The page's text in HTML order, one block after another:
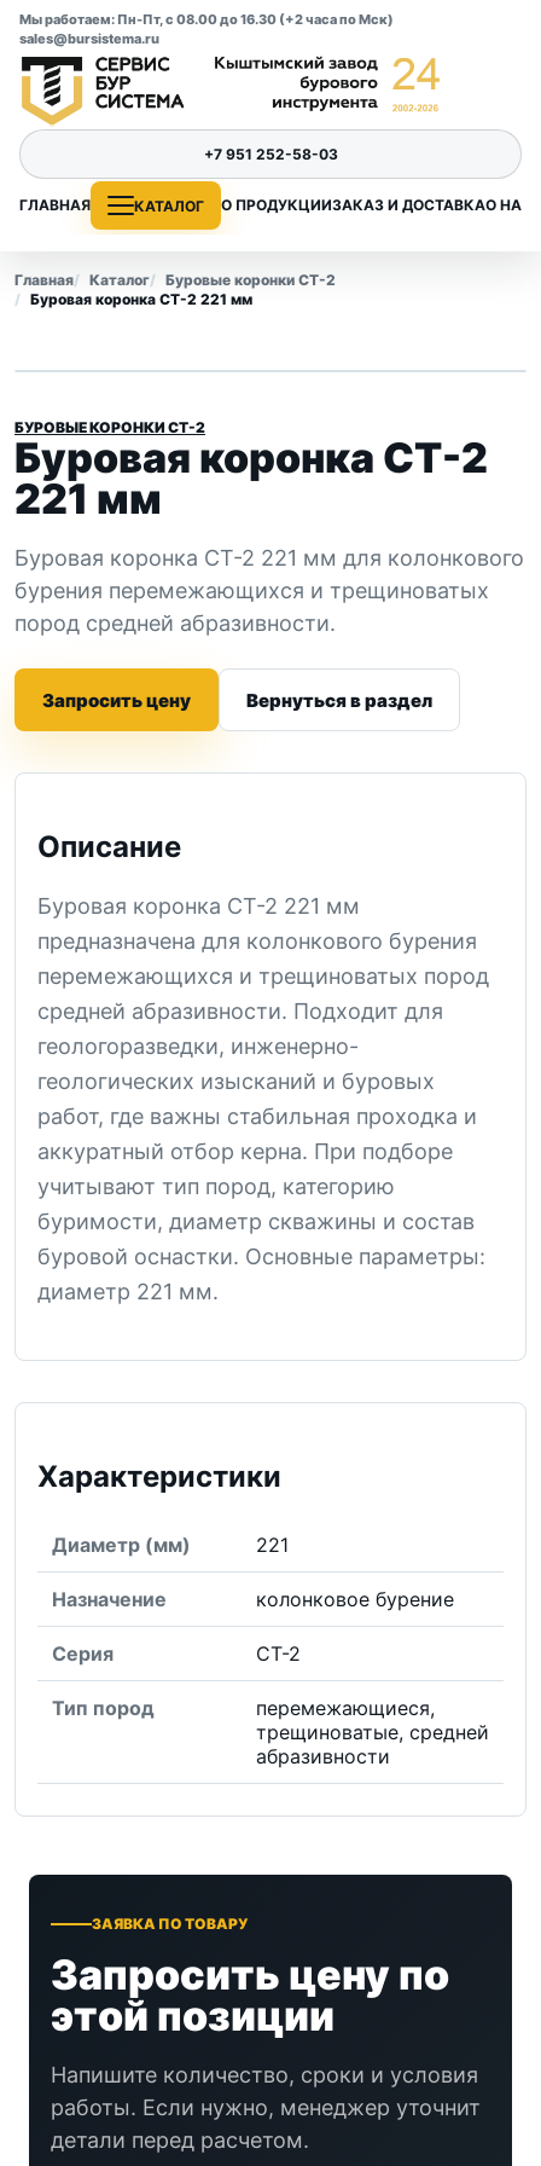
Мы работаем: Пн-Пт, с 08.00 до 16.30 (+2 часа по Мск)
sales@bursistema.ru
ГЛАВНАЯ КАТАЛОГ О ПРОДУКЦИИЗАКАЗ И ДОСТАВКАО НАС
+7 951 252-58-03
Главная Каталог
Буровые коронки СТ-2
Буровая коронка СТ-2 221 мм
БУРОВЫЕ КОРОНКИ СТ-2
Буровая коронка СТ-2
221 мм
Буровая коронка СТ-2 221 мм для колонкового
бурения перемежающихся и трещиноватых
пород средней абразивности.
Запросить цену Вернуться в раздел
Описание
Буровая коронка СТ-2 221 мм
предназначена для колонкового бурения
перемежающихся и трещиноватых пород
средней абразивности. Подходит для
геологоразведки, инженерно-
геологических изысканий и буровых
работ, где важны стабильная проходка и
аккуратный отбор керна. При подборе
учитывают тип пород, категорию
буримости, диаметр скважины и состав
буровой оснастки. Основные параметры:
диаметр 221 мм.
Характеристики
Диаметр (мм) 221
Назначение колонковое бурение
Серия СТ-2
Тип пород
перемежающиеся,
трещиноватые, средней
абразивности
ЗАЯВКА ПО ТОВАРУ
Запросить цену по
этой позиции
Напишите количество, сроки и условия
работы. Если нужно, менеджер уточнит
детали перед расчетом.